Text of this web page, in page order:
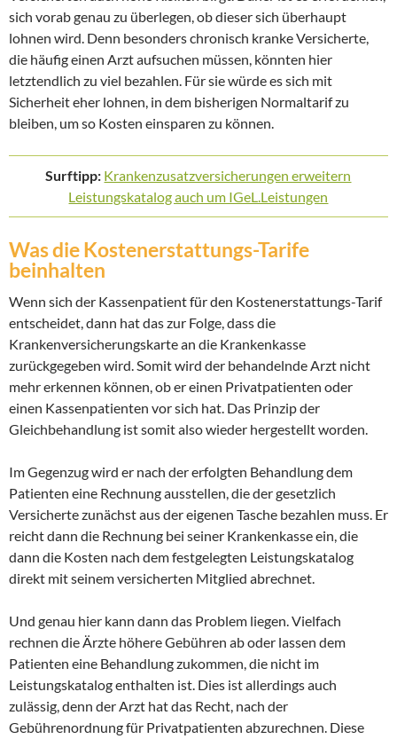
sich vorab genau zu überlegen, ob dieser sich überhaupt
lohnen wird. Denn besonders chronisch kranke Versicherte,
die häufig einen Arzt aufsuchen müssen, könnten hier
letztendlich zu viel bezahlen. Für sie würde es sich mit
Sicherheit eher lohnen, in dem bisherigen Normaltarif zu
bleiben, um so Kosten einsparen zu können.
Surftipp: Krankenzusatzversicherungen erweitern
Leistungskatalog auch um IGeL.Leistungen
Was die Kostenerstattungs-Tarife
beinhalten
Wenn sich der Kassenpatient für den Kostenerstattungs-Tarif
entscheidet, dann hat das zur Folge, dass die
Krankenversicherungskarte an die Krankenkasse
zurückgegeben wird. Somit wird der behandelnde Arzt nicht
mehr erkennen können, ob er einen Privatpatienten oder
einen Kassenpatienten vor sich hat. Das Prinzip der
Gleichbehandlung ist somit also wieder hergestellt worden.
Im Gegenzug wird er nach der erfolgten Behandlung dem
Patienten eine Rechnung ausstellen, die der gesetzlich
Versicherte zunächst aus der eigenen Tasche bezahlen muss. Er
reicht dann die Rechnung bei seiner Krankenkasse ein, die
dann die Kosten nach dem festgelegten Leistungskatalog
direkt mit seinem versicherten Mitglied abrechnet.
Und genau hier kann dann das Problem liegen. Vielfach
rechnen die Ärzte höhere Gebühren ab oder lassen dem
Patienten eine Behandlung zukommen, die nicht im
Leistungskatalog enthalten ist. Dies ist allerdings auch
zulässig, denn der Arzt hat das Recht, nach der
Gebührenordnung für Privatpatienten abzurechnen. Diese